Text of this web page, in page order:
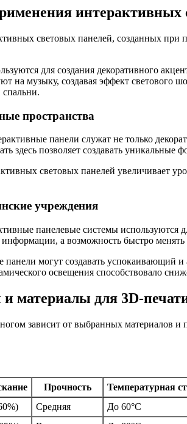
интерактивных
световых панелей, созданных
для создания декоративного
на музыку, создавая эффект
пространства
панели служат не только
здесь позволяет создавать
световых панелей увеличивает
учреждения
панелевые системы
а возможность быстро
могут создавать успокаивающий
освещения способствовало
материалы для 3D-
зависит от выбранных материалов
Прочность Температурная
Средняя До 60°C